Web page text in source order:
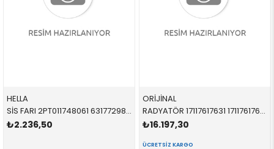
HELLA
SİS FARI 2PT011748061 63177298334 63177298334 F54,F55,F56,F57 SAĞ 2014-
₺2.236,50
ORİJİNAL
RADYATÖR 17117617631 17117617631 17117617631 F55,F56,F54,F57 D,B37 2015-
₺16.197,30
ÜCRETSIZ KARGO